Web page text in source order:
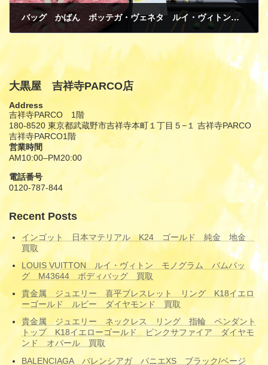
バッグ かばん ボッテガ・ヴェネタ ルイ・ヴィトン ロエベ セリーヌ 貴金属 ジュエリー ネックレス リング カフスなど 買取
大黒屋 吉祥寺PARCO店
Address
吉祥寺PARCO 1階
180-8520 東京都武蔵野市吉祥寺本町１丁目５−１ 吉祥寺PARCO
吉祥寺PARCO1階
営業時間
AM10:00–PM20:00
電話番号
0120-787-844
Recent Posts
インゴット 日本マテリアル K24 ゴールド 純金 地金
買取
LOUIS VUITTON ルイ・ヴィトン モノグラム バムバッ
グ M43644 ボディバッグ 買取
貴金属 ジュエリー 喜平ブレスレット リング K18イエロ
ーゴールド ルビー ダイヤモンド 買取
貴金属 ジュエリー ネックレス リング 指輪 ペンダント
トップ K18イエローゴールド ピンクサファイア ダイヤモ
ンド オパール 買取
BALENCIAGA バレンシアガ パニエXS ブラック/ベージ